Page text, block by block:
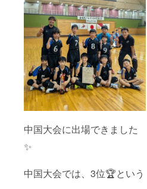
中国大会に出場できました
✨
中国大会では、3位🏆という